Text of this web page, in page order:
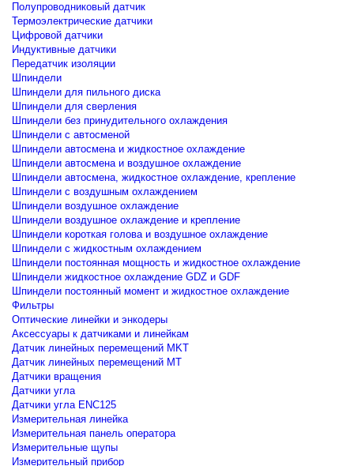
Полупроводниковый датчик
Термоэлектрические датчики
Цифровой датчики
Индуктивные датчики
Передатчик изоляции
Шпиндели
Шпиндели для пильного диска
Шпиндели для сверления
Шпиндели без принудительного охлаждения
Шпиндели с автосменой
Шпиндели автосмена и жидкостное охлаждение
Шпиндели автосмена и воздушное охлаждение
Шпиндели автосмена, жидкостное охлаждение, крепление
Шпиндели с воздушным охлаждением
Шпиндели воздушное охлаждение
Шпиндели воздушное охлаждение и крепление
Шпиндели короткая голова и воздушное охлаждение
Шпиндели с жидкостным охлаждением
Шпиндели постоянная мощность и жидкостное охлаждение
Шпиндели жидкостное охлаждение GDZ и GDF
Шпиндели постоянный момент и жидкостное охлаждение
Фильтры
Оптические линейки и энкодеры
Аксессуары к датчиками и линейкам
Датчик линейных перемещений MKT
Датчик линейных перемещений MT
Датчики вращения
Датчики угла
Датчики угла ENC125
Измерительная линейка
Измерительная панель оператора
Измерительные щупы
Измерительный прибор